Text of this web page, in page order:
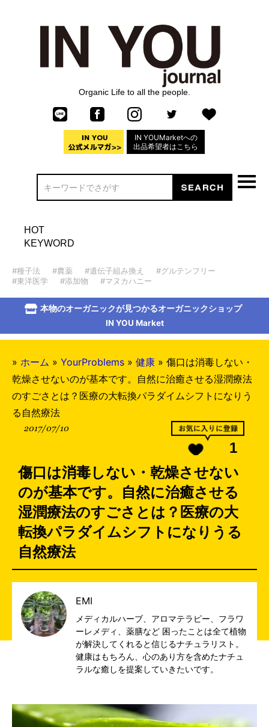
Organic Life to all the people.
IN YOUMarketへの
出品希望者はこちら
HOT
KEYWORD
#種子法 #農薬 #遺伝子組み換え
#グルテンフリー
#東洋医学
#添加物 #マヌカハニー
本物のオーガニックが見つかるオーガニックショップ
IN YOU Market
» ホーム » YourProblems » 健康 » 傷口は消毒しない・
乾燥させないのが基本です。自然に治癒させる湿潤療法
のすごさとは？医療の大転換パラダイムシフトになりう
る自然療法
2017/07/10
1
傷口は消毒しない・乾燥させない
のが基本です。自然に治癒させる
湿潤療法のすごさとは？医療の大
転換パラダイムシフトになりうる
自然療法
EMI
メディカルハーブ、アロマテラピー、フラワ
ーレメディ、薬膳など 困ったことは全て植物
が解決してくれると信じるナチュラリスト。
健康はもちろん、心のあり方を含めたナチュ
ラルな癒しを提案していきたいです。